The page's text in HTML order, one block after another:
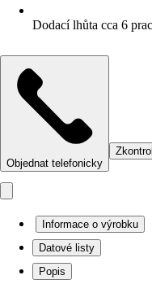
Dodací lhůta cca 6
Objednat telefonicky
Informace o výrobku
Datové listy
Popis